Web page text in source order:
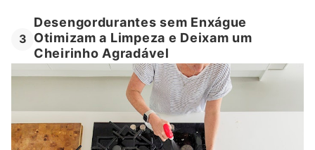
3
Desengordurantes sem Enxágue
Otimizam a Limpeza e Deixam um
Cheirinho Agradável